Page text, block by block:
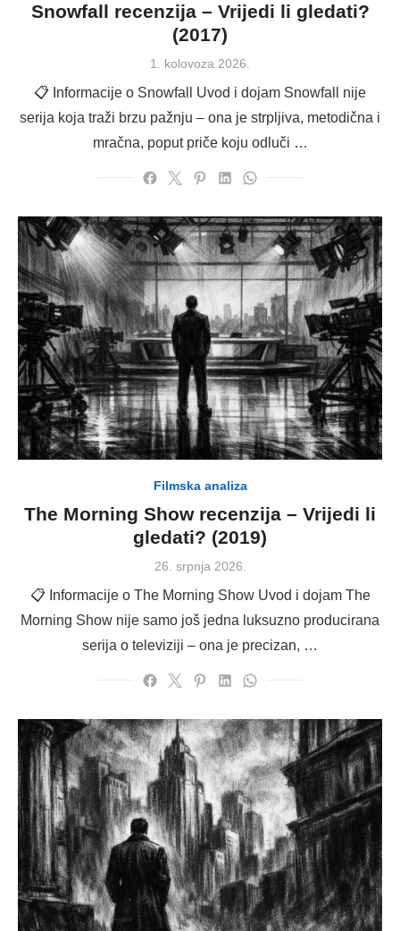
Snowfall recenzija – Vrijedi li gledati?
(2017)
Posted
1. kolovoza 2026.
📋 Informacije o Snowfall Uvod i dojam Snowfall nije
serija koja traži brzu pažnju – ona je strpljiva, metodična i
mračna, poput priče koju odluči …
Filmska analiza
The Morning Show recenzija – Vrijedi li
gledati? (2019)
Posted
26. srpnja 2026.
📋 Informacije o The Morning Show Uvod i dojam The
Morning Show nije samo još jedna luksuzno producirana
serija o televiziji – ona je precizan, …